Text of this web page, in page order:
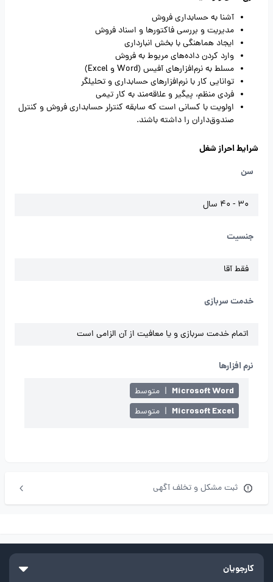
آشنا به حسابداری فروش
مدیریت و بررسی فاکتورها و اسناد فروش
ایجاد هماهنگی با بخش انبارداری
وارد کردن داده‌های مربوط به فروش
مسلط به نرم‌افزارهای آفیس (Word و Excel)
توانایی کار با نرم‌افزارهای حسابداری و تحلیلگر
فردی منظم، پیگیر و علاقه‌مند به کار تیمی
اولویت با کسانی است که سابقه کنترلر حسابداری فروش و کنترل
صندوق‌داران را داشته باشند.
شرایط احراز شغل
سن
30 - 40 سال
جنسیت
فقط آقا
خدمت سربازی
اتمام خدمت سربازی و یا معافیت از آن الزامی است
نرم افزارها
Microsoft Word
| متوسط
Microsoft Excel
| متوسط
ثبت مشکل و تخلف آگهی
کارجویان